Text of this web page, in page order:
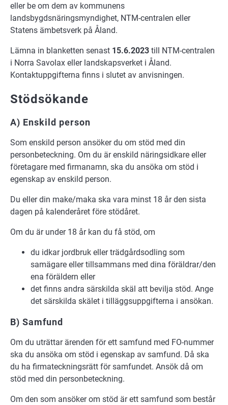
eller be om dem av kommunens
landsbygdsnäringsmyndighet, NTM-centralen eller
Statens ämbetsverk på Åland.
Lämna in blanketten senast 15.6.2023 till NTM-centralen
i Norra Savolax eller landskapsverket i Åland.
Kontaktuppgifterna finns i slutet av anvisningen.
Stödsökande
A) Enskild person
Som enskild person ansöker du om stöd med din
personbeteckning. Om du är enskild näringsidkare eller
företagare med firmanamn, ska du ansöka om stöd i
egenskap av enskild person.
Du eller din make/maka ska vara minst 18 år den sista
dagen på kalenderåret före stödåret.
Om du är under 18 år kan du få stöd, om
du idkar jordbruk eller trädgårdsodling som
samägare eller tillsammans med dina föräldrar/den
ena föräldern eller
det finns andra särskilda skäl att bevilja stöd. Ange
det särskilda skälet i tilläggsuppgifterna i ansökan.
B) Samfund
Om du uträttar ärenden för ett samfund med FO-nummer
ska du ansöka om stöd i egenskap av samfund. Då ska
du ha firmateckningsrätt för samfundet. Ansök då om
stöd med din personbeteckning.
Om den som ansöker om stöd är ett samfund som består